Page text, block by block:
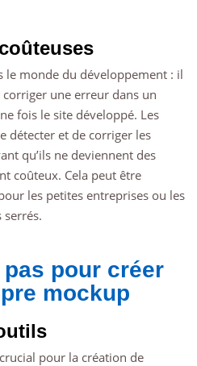
le monde du développement : il
une erreur dans un
fois le site développé. Les
détecter et de corriger les
qu’ils ne deviennent des
coûteux. Cela peut être
les petites entreprises ou les
pour créer
mockup
pour la création de